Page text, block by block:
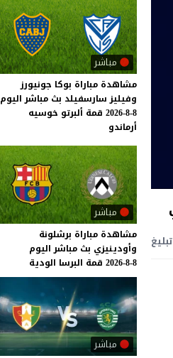
تبليغ
مباشر
مشاهدة مباراة بوكا جونيورز
وفيليز سارسفيلد بث مباشر اليوم
8-8-2026 قمة ألبرتو خوسيه
أرماندو
مباشر
مشاهدة مباراة برشلونة
وأودينيزي بث مباشر اليوم
8-8-2026
قمة البرسا الودية
مباشر